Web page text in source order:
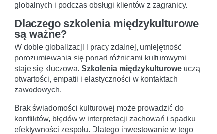
globalnych i podczas obsługi klientów z zagranicy.
Dlaczego szkolenia międzykulturowe
są ważne?
W dobie globalizacji i pracy zdalnej, umiejętność
porozumiewania się ponad różnicami kulturowymi
staje się kluczowa. Szkolenia międzykulturowe uczą
otwartości, empatii i elastyczności w kontaktach
zawodowych.
Brak świadomości kulturowej może prowadzić do
konfliktów, błędów w interpretacji zachowań i spadku
efektywności zespołu. Dlatego inwestowanie w tego